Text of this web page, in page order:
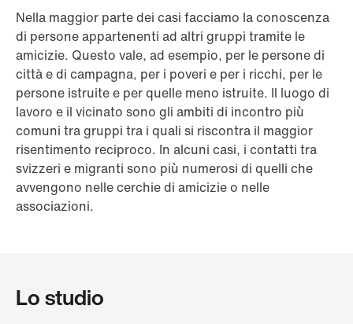
Nella maggior parte dei casi facciamo la conoscenza
di persone appartenenti ad altri gruppi tramite le
amicizie. Questo vale, ad esempio, per le persone di
città e di campagna, per i poveri e per i ricchi, per le
persone istruite e per quelle meno istruite. Il luogo di
lavoro e il vicinato sono gli ambiti di incontro più
comuni tra gruppi tra i quali si riscontra il maggior
risentimento reciproco. In alcuni casi, i contatti tra
svizzeri e migranti sono più numerosi di quelli che
avvengono nelle cerchie di amicizie o nelle
associazioni.
Lo studio